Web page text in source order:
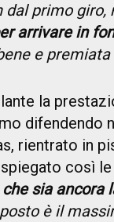
dal primo giro,
arrivare in
e
la
difendendo
rientrato in
così
sia ancora
è il